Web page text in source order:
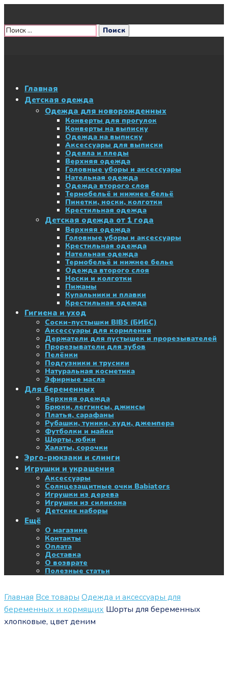
Главная
Детская одежда
Одежда для новорожденных
Конверты для прогулок
Конверты на выписку
Одежда на выписку
Аксессуары для выписки
Одеяла и пледы
Верхняя одежда
Головные уборы и аксессуары
Нательная одежда
Одежда второго слоя
Термобельё и нижнее бельё
Пинетки, носки, колготки
Крестильная одежда
Детская одежда от 1 года
Верхняя одежда
Головные уборы и аксессуары
Крестильная одежда
Нательная одежда
Термобельё и нижнее белье
Одежда второго слоя
Носки и колготки
Пижамы
Купальники и плавки
Крестильная одежда
Гигиена и уход
Соски-пустышки BIBS (БИБС)
Аксессуары для кормления
Держатели для пустышек и прорезывателей
Прорезыватели для зубов
Пелёнки
Подгузники и трусики
Натуральная косметика
Эфирные масла
Для беременных
Верхняя одежда
Брюки, леггинсы, джинсы
Платья, сарафаны
Рубашки, туники, худи, джемпера
Футболки и майки
Шорты, юбки
Халаты, сорочки
Эрго-рюкзаки и слинги
Игрушки и украшения
Аксессуары
Солнцезащитные очки Babiators
Игрушки из дерева
Игрушки из силикона
Детские наборы
Ещё
О магазине
Контакты
Оплата
Доставка
О возврате
Полезные статьи
Главная Все товары Одежда и аксессуары для
беременных и кормящих Шорты для беременных
хлопковые, цвет деним